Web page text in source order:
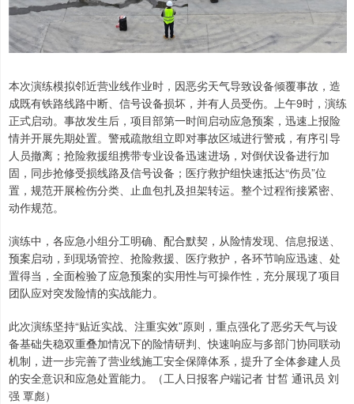
本次演练模拟邻近营业线作业时，因恶劣天气导致设备倾覆事故，造
成既有铁路线路中断、信号设备损坏，并有人员受伤。上午9时，演练
正式启动。事故发生后，项目部第一时间启动应急预案，迅速上报险
情并开展先期处置。警戒疏散组立即对事故区域进行警戒，有序引导
人员撤离；抢险救援组携带专业设备迅速进场，对倒伏设备进行加
固，同步抢修受损线路及信号设备；医疗救护组快速抵达“伤员”位
置，规范开展检伤分类、止血包扎及担架转运。整个过程衔接紧密、
动作规范。
演练中，各应急小组分工明确、配合默契，从险情发现、信息报送、
预案启动，到现场管控、抢险救援、医疗救护，各环节响应迅速、处
置得当，全面检验了应急预案的实用性与可操作性，充分展现了项目
团队应对突发险情的实战能力。
此次演练坚持“贴近实战、注重实效”原则，重点强化了恶劣天气与设
备基础失稳双重叠加情况下的险情研判、快速响应与多部门协同联动
机制，进一步完善了营业线施工安全保障体系，提升了全体参建人员
的安全意识和应急处置能力。（工人日报客户端记者 甘皙 通讯员 刘
强 覃彪）